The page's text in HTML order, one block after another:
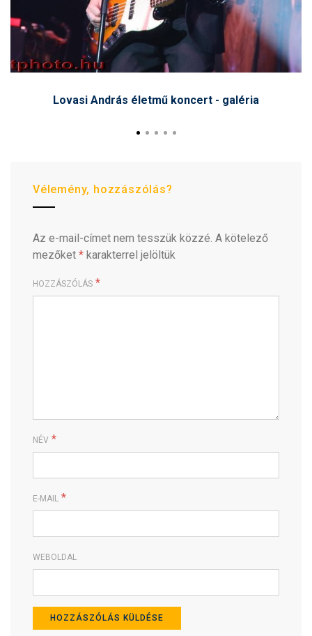
Lovasi András életmű koncert - galéria
Vélemény, hozzászólás?
Az e-mail-címet nem tesszük közzé. A kötelező
mezőket * karakterrel jelöltük
HOZZÁSZÓLÁS *
NÉV *
E-MAIL *
WEBOLDAL